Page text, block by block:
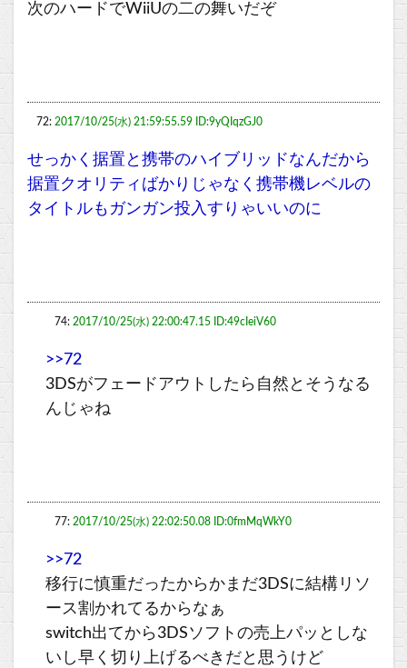
次のハードでWiiUの二の舞いだぞ
72: 2017/10/25(水) 21:59:55.59 ID:9yQIqzGJ0
せっかく据置と携帯のハイブリッドなんだから
据置クオリティばかりじゃなく携帯機レベルの
タイトルもガンガン投入すりゃいいのに
74: 2017/10/25(水) 22:00:47.15 ID:49cIeiV60
>>72
3DSがフェードアウトしたら自然とそうなる
んじゃね
77: 2017/10/25(水) 22:02:50.08 ID:0fmMqWkY0
>>72
移行に慎重だったからかまだ3DSに結構リソ
ース割かれてるからなぁ
switch出てから3DSソフトの売上パッとしな
いし早く切り上げるべきだと思うけど